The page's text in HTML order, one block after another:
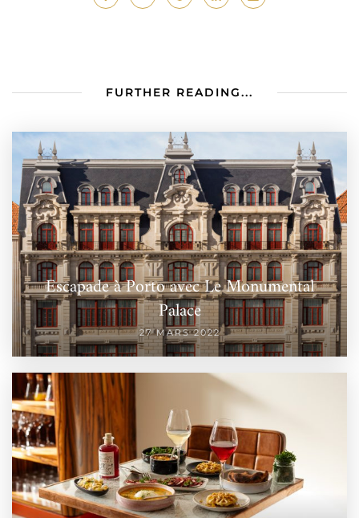
FURTHER READING...
Escapade à Porto avec Le Monumental
Palace
27 MARS 2022